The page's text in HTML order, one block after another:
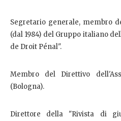
Segretario generale, membro
(dal 1984) del Gruppo italiano
de Droit Pénal".
Membro del Direttivo
(Bologna).
Direttore della "Rivista di